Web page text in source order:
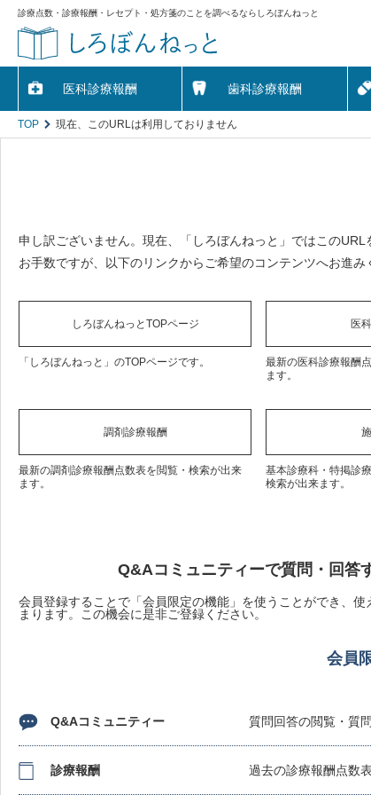
診療点数・診療報酬・レセプト・処方箋のことを調べるならしろぼんねっと
医科診療報酬 歯科診療報酬
TOP 現在、このURLは利用しておりません
申し訳ございません。現在、「しろぼんねっと」ではこのURL
お手数ですが、以下のリンクからご希望のコンテンツへお進み
しろぼんねっとTOPページ
「しろぼんねっと」のTOPページです。
医
最新の医科診療報酬
ます。
調剤診療報酬
最新の調剤診療報酬点数表を閲覧・検索が出来
ます。
基本診療科・特掲診
検索が出来ます。
Q&Aコミュニティーで質問・回答
会員登録することで「会員限定の機能」を使うことができ、
まります。この機会に是非ご登録ください。
会員
Q&Aコミュニティー 質問回答の閲覧・質
診療報酬 過去の診療報酬点数